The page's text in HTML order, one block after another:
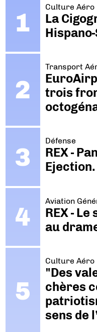
Culture Aéro
La
Transport
trois
Défense
REX -
Ejection.
Aviation
REX -
au
Culture Aéro
"Des
chères
sens de